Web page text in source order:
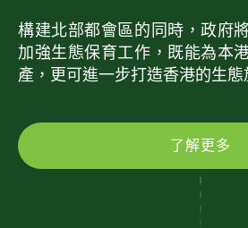
構建北部都會區的同時，政府
加強生態保育工作，既能為本
產，更可進一步打造香港的生態
了解更多